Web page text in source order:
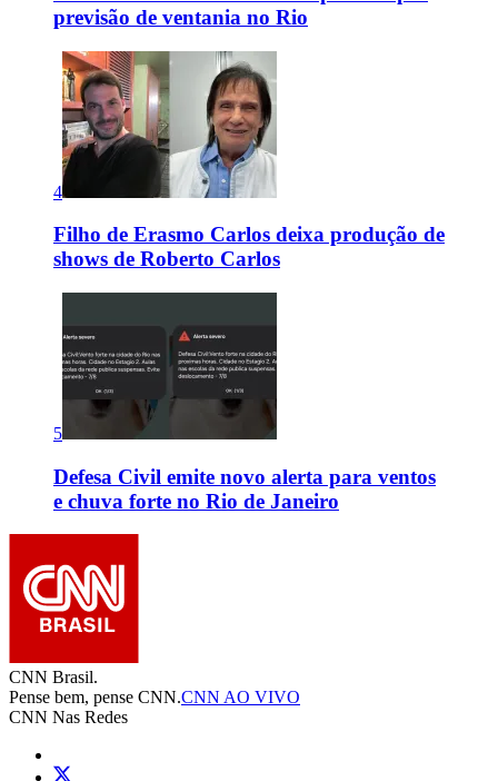
previsão de ventania no Rio
4
Filho de Erasmo Carlos deixa produção de
shows de Roberto Carlos
5
Defesa Civil emite novo alerta para ventos
e chuva forte no Rio de Janeiro
CNN Brasil.
Pense bem, pense CNN.CNN AO VIVO
CNN Nas Redes